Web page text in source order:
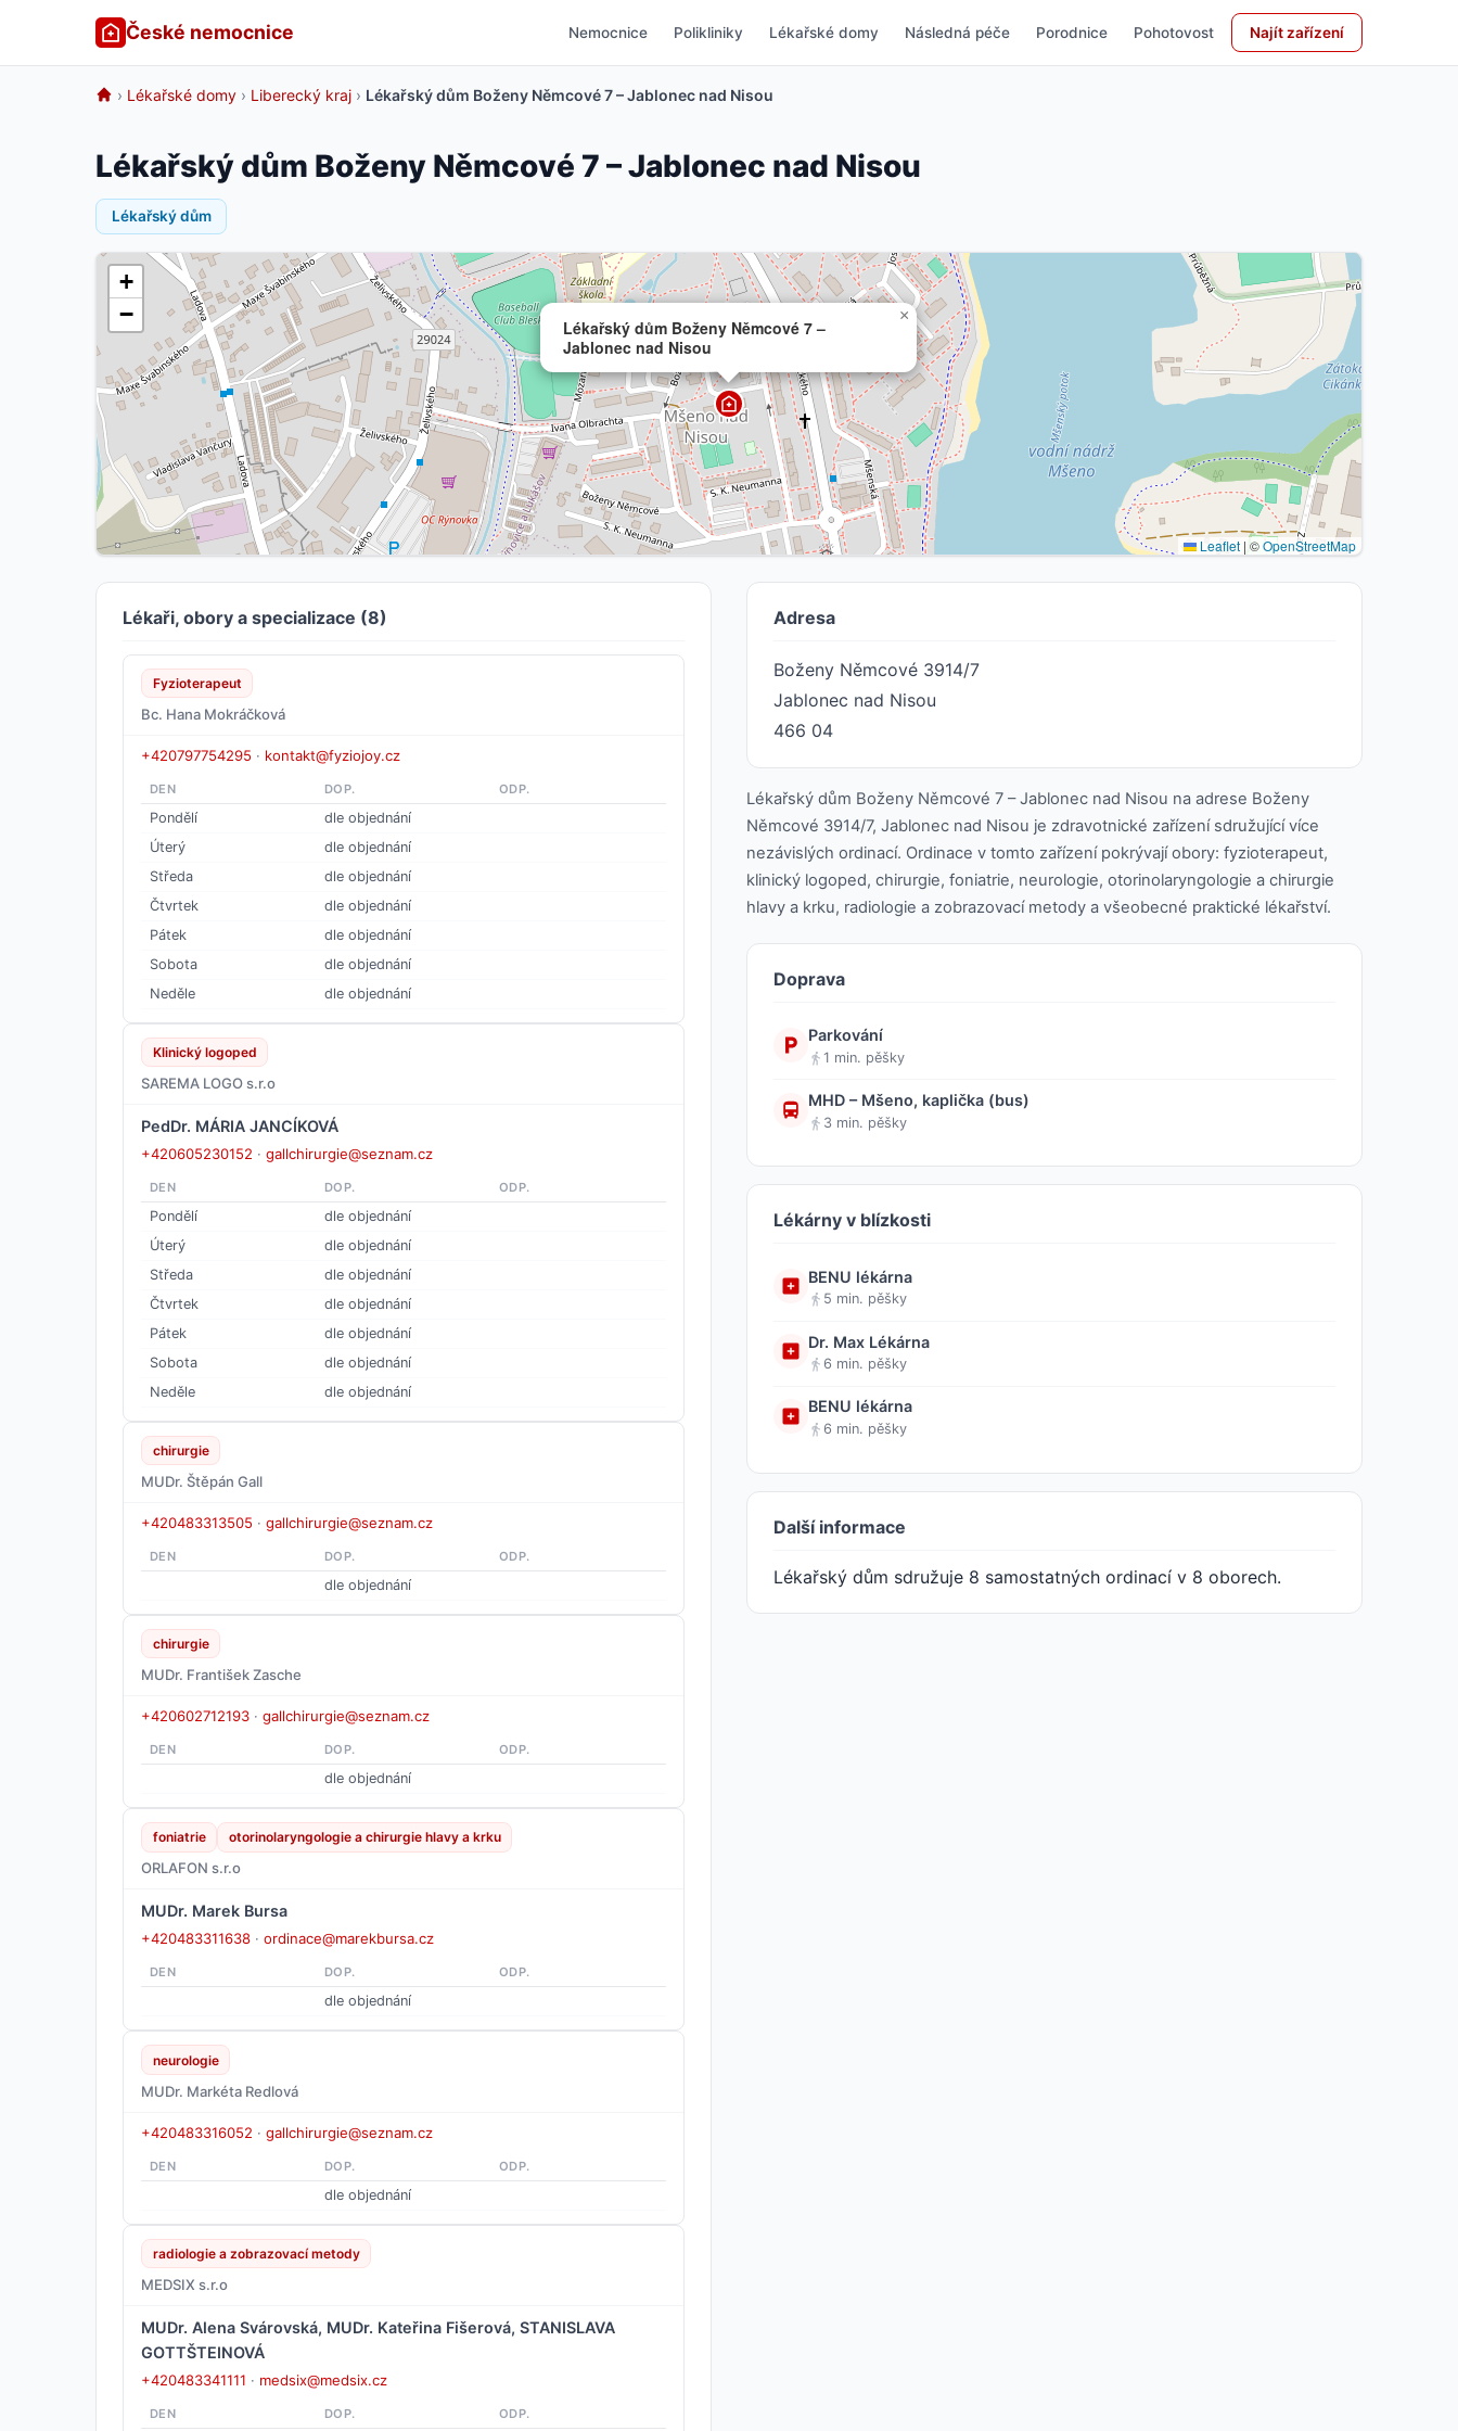
České nemocnice Nemocnice Polikliniky Lékařské domy Následná péče Porodnice Pohotovost Najít zařízení
› Lékařské domy › Liberecký kraj › Lékařský dům Boženy Němcové 7 – Jablonec nad Nisou
Lékařský dům Boženy Němcové 7 – Jablonec nad Nisou
Lékařský dům
Lékařský dům Boženy Němcové 7 –
Jablonec nad Nisou
×
+
−
Leaflet | ©OpenStreetMap
Lékaři, obory a specializace (8)
Fyzioterapeut
Bc. Hana Mokráčková
+420797754295 · kontakt@fyziojoy.cz
DEN DOP. ODP.
Pondělí
dle objednání
Úterý
dle objednání
Středa
dle objednání
Čtvrtek
dle objednání
Pátek
dle objednání
Sobota
dle objednání
Neděle
dle objednání
Klinický logoped
SAREMA LOGO s.r.o
PedDr. MÁRIA JANCÍKOVÁ
+420605230152 · gallchirurgie@seznam.cz
DEN DOP. ODP.
Pondělí
dle objednání
Úterý
dle objednání
Středa
dle objednání
Čtvrtek
dle objednání
Pátek
dle objednání
Sobota
dle objednání
Neděle
dle objednání
chirurgie
MUDr. Štěpán Gall
+420483313505 · gallchirurgie@seznam.cz
DEN DOP. ODP.
dle objednání
chirurgie
MUDr. František Zasche
+420602712193 · gallchirurgie@seznam.cz
DEN DOP. ODP.
dle objednání
foniatrie otorinolaryngologie a chirurgie hlavy a krku
ORLAFON s.r.o
MUDr. Marek Bursa
+420483311638 · ordinace@marekbursa.cz
DEN DOP. ODP.
dle objednání
neurologie
MUDr. Markéta Redlová
+420483316052 · gallchirurgie@seznam.cz
DEN DOP. ODP.
dle objednání
radiologie a zobrazovací metody
MEDSIX s.r.o
MUDr. Alena Svárovská, MUDr. Kateřina Fišerová, STANISLAVA
GOTTŠTEINOVÁ
+420483341111 · medsix@medsix.cz
DEN DOP. ODP.
Adresa
Boženy Němcové 3914/7
Jablonec nad Nisou
466 04
Lékařský dům Boženy Němcové 7 – Jablonec nad Nisou na adrese Boženy
Němcové 3914/7, Jablonec nad Nisou je zdravotnické zařízení sdružující více
nezávislých ordinací. Ordinace v tomto zařízení pokrývají obory: fyzioterapeut,
klinický logoped, chirurgie, foniatrie, neurologie, otorinolaryngologie a chirurgie
hlavy a krku, radiologie a zobrazovací metody a všeobecné praktické lékařství.
Doprava
Parkování
1 min. pěšky
MHD – Mšeno, kaplička (bus)
3 min. pěšky
Lékárny v blízkosti
BENU lékárna
5 min. pěšky
Dr. Max Lékárna
6 min. pěšky
BENU lékárna
6 min. pěšky
Další informace
Lékařský dům sdružuje 8 samostatných ordinací v 8 oborech.